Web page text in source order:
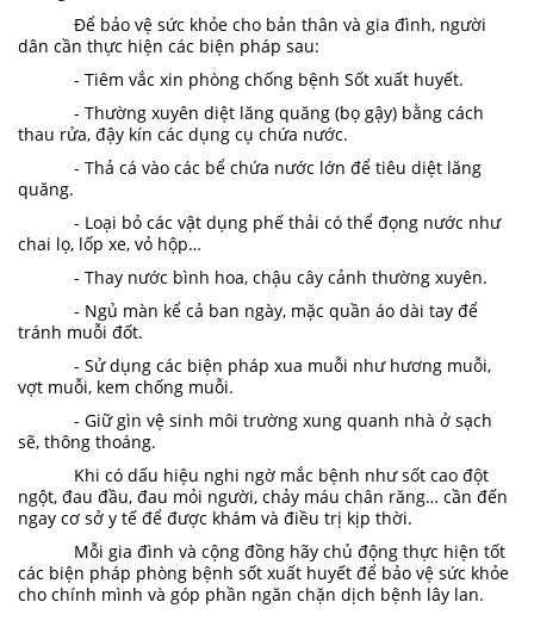
Để bảo vệ sức khỏe cho bản thân và gia đình, người
dân cần thực hiện các biện pháp sau:
- Tiêm vắc xin phòng chống bệnh Sốt xuất huyết.
- Thường xuyên diệt lăng quăng (bọ gậy) bằng cách
thau rửa, đậy kín các dụng cụ chứa nước.
- Thả cá vào các bể chứa nước lớn để tiêu diệt lăng
quăng.
- Loại bỏ các vật dụng phế thải có thể đọng nước như
chai lọ, lốp xe, vỏ hộp…
- Thay nước bình hoa, chậu cây cảnh thường xuyên.
- Ngủ màn kể cả ban ngày, mặc quần áo dài tay để
tránh muỗi đốt.
- Sử dụng các biện pháp xua muỗi như hương muỗi,
vợt muỗi, kem chống muỗi.
- Giữ gìn vệ sinh môi trường xung quanh nhà ở sạch
sẽ, thông thoáng.
Khi có dấu hiệu nghi ngờ mắc bệnh như sốt cao đột
ngột, đau đầu, đau mỏi người, chảy máu chân răng… cần đến
ngay cơ sở y tế để được khám và điều trị kịp thời.
Mỗi gia đình và cộng đồng hãy chủ động thực hiện tốt
các biện pháp phòng bệnh sốt xuất huyết để bảo vệ sức khỏe
cho chính mình và góp phần ngăn chặn dịch bệnh lây lan.